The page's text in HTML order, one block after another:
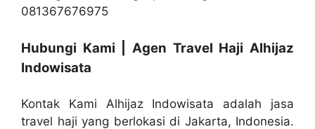
Hubungi Kami | Agen Travel Haji Alhijaz
Indowisata
Kontak Kami Alhijaz Indowisata adalah jasa
travel haji yang berlokasi di Jakarta, Indonesia.